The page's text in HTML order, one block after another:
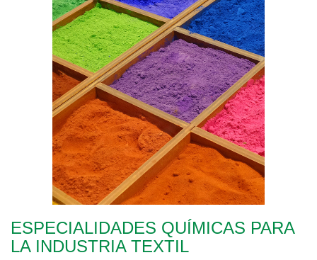
ESPECIALIDADES QUÍMICAS PARA
LA INDUSTRIA TEXTIL